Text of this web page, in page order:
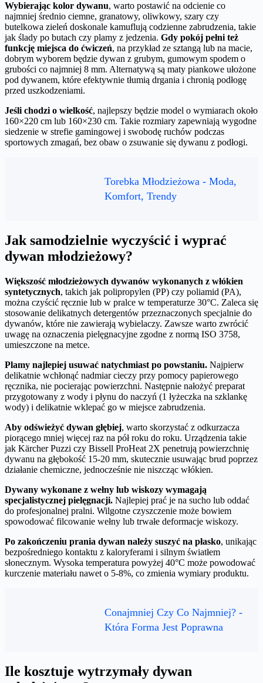
Wybierając kolor dywanu, warto postawić na odcienie co
najmniej średnio ciemne, granatowy, oliwkowy, szary czy
butelkowa zieleń doskonale kamuflują codzienne zabrudzenia, takie
jak ślady po butach czy plamy z jedzenia. Gdy pokój pełni też
funkcję miejsca do ćwiczeń, na przykład ze sztangą lub na macie,
dobrym wyborem będzie dywan z grubym, gumowym spodem o
grubości co najmniej 8 mm. Alternatywą są maty piankowe ułożone
pod dywanem, które efektywnie tłumią drgania i chronią podłogę
przed uszkodzeniami.
Jeśli chodzi o wielkość, najlepszy będzie model o wymiarach około
160×220 cm lub 160×230 cm. Takie rozmiary zapewniają wygodne
siedzenie w strefie gamingowej i swobodę ruchów podczas
sportowych zmagań, bez obaw o zsuwanie się dywanu z podłogi.
Torebka Młodzieżowa - Moda,
Komfort, Trendy
Jak samodzielnie wyczyścić i wyprać
dywan młodzieżowy?
Większość młodzieżowych dywanów wykonanych z włókien
syntetycznych, takich jak polipropylen (PP) czy poliamid (PA),
można czyścić ręcznie lub w pralce w temperaturze 30°C. Zaleca się
stosowanie delikatnych detergentów przeznaczonych specjalnie do
dywanów, które nie zawierają wybielaczy. Zawsze warto zwrócić
uwagę na oznaczenia pielęgnacyjne zgodne z normą ISO 3758,
umieszczone na metce.
Plamy najlepiej usuwać natychmiast po powstaniu. Najpierw
delikatnie wchłonąć nadmiar cieczy przy pomocy papierowego
ręcznika, nie pocierając powierzchni. Następnie nałożyć preparat
przygotowany z wody i płynu do naczyń (1 łyżeczka na szklankę
wody) i delikatnie wklepać go w miejsce zabrudzenia.
Aby odświeżyć dywan głębiej, warto skorzystać z odkurzacza
piorącego mniej więcej raz na pół roku do roku. Urządzenia takie
jak Kärcher Puzzi czy Bissell ProHeat 2X penetrują powierzchnię
dywanu na głębokość 15-20 mm, skutecznie usuwając brud poprzez
działanie chemiczne, jednocześnie nie niszcząc włókien.
Dywany wykonane z wełny lub wiskozy wymagają
specjalistycznej pielęgnacji. Najlepiej prać je na sucho lub oddać
do profesjonalnej pralni. Wilgotne czyszczenie może bowiem
spowodować filcowanie wełny lub trwałe deformacje wiskozy.
Po zakończeniu prania dywan należy suszyć na płasko, unikając
bezpośredniego kontaktu z kaloryferami i silnym światłem
słonecznym. Wysoka temperatura powyżej 40°C może powodować
kurczenie materiału nawet o 5-8%, co zmienia wymiary produktu.
Conajmniej Czy Co Najmniej? -
Która Forma Jest Poprawna
Ile kosztuje wytrzymały dywan